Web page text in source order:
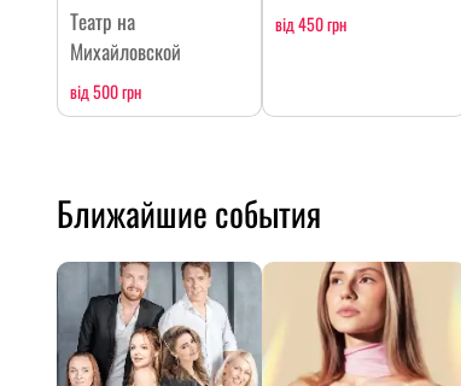
Театр на
Михайловской
від 500 грн
від 450 грн
Ближайшие события